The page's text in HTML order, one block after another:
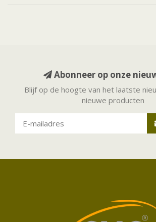
Abonneer op onze
Blijf op de hoogte van het laatste
nieuwe producten